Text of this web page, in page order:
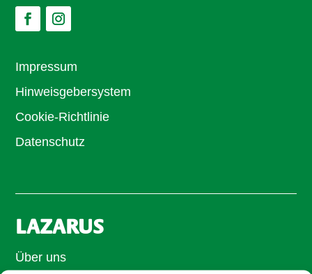
Impressum
Hinweisgebersystem
Cookie-Richtlinie
Datenschutz
LAZARUS
Über uns